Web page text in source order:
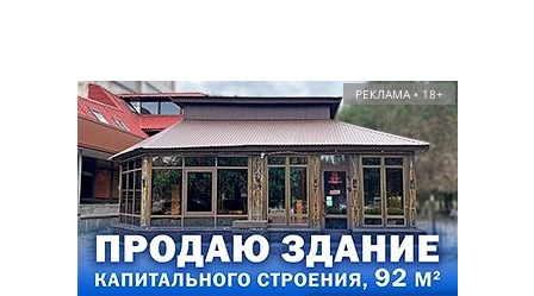
РЕКЛАМА • 18+